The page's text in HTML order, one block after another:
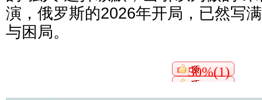
演，俄罗斯的2026年开局，已然写
与困局。
50%(1)